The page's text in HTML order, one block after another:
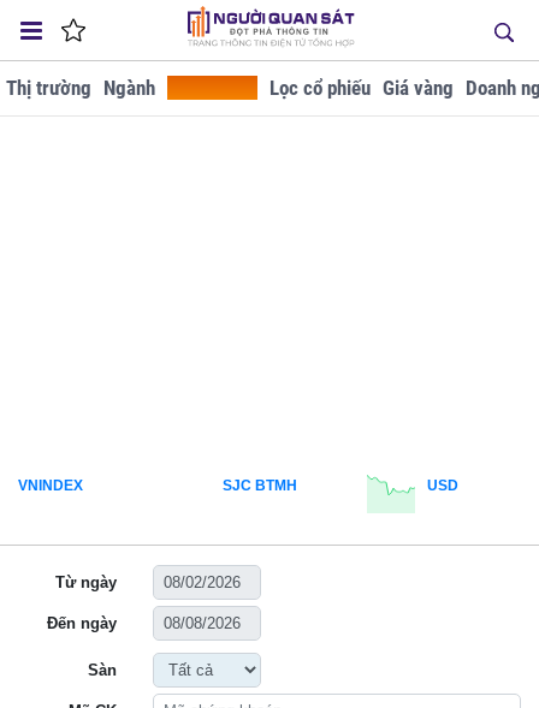
Thị trường Ngành Lọc cổ phiếu Giá vàng Doanh
VNINDEX SJC BTMH USD
Từ ngày
Đến ngày
Sàn